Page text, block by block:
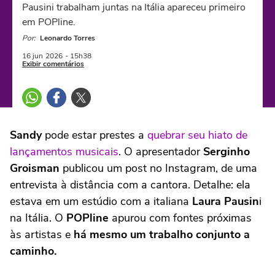
Pausini trabalham juntas na Itália apareceu primeiro
em POPline.
Por: Leonardo Torres
16 jun 2026 - 15h38
Exibir comentários
Sandypode estar prestes a quebrar seu hiato de
lançamentos musicais. O apresentador Serginho
Groisman publicou um post no Instagram, de uma
entrevista à distância com a cantora. Detalhe: ela
estava em um estúdio com a italiana Laura Pausini
na Itália. O POPline apurou com fontes próximas
às artistas e há mesmo um trabalho conjunto a
caminho.